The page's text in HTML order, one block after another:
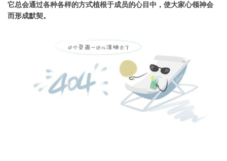
它总会通过各种各样的方式植根于成员的心目中，使大家心领神会
而形成默契。